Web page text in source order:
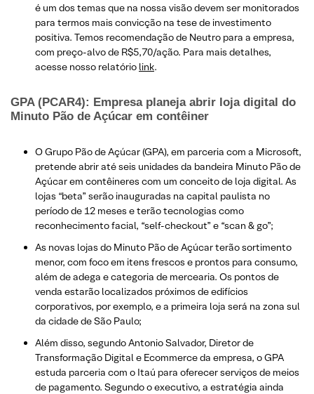
é um dos temas que na nossa visão devem ser monitorados
para termos mais convicção na tese de investimento
positiva. Temos recomendação de Neutro para a empresa,
com preço-alvo de R$5,70/ação. Para mais detalhes,
acesse nosso relatório link.
GPA (PCAR4): Empresa planeja abrir loja digital do
Minuto Pão de Açúcar em contêiner
O Grupo Pão de Açúcar (GPA), em parceria com a Microsoft,
pretende abrir até seis unidades da bandeira Minuto Pão de
Açúcar em contêineres com um conceito de loja digital. As
lojas “beta” serão inauguradas na capital paulista no
período de 12 meses e terão tecnologias como
reconhecimento facial, “self-checkout” e “scan & go”;
As novas lojas do Minuto Pão de Açúcar terão sortimento
menor, com foco em itens frescos e prontos para consumo,
além de adega e categoria de mercearia. Os pontos de
venda estarão localizados próximos de edifícios
corporativos, por exemplo, e a primeira loja será na zona sul
da cidade de São Paulo;
​Além disso, segundo Antonio Salvador, Diretor de
Transformação Digital e Ecommerce da empresa, o GPA
estuda parceria com o Itaú para oferecer serviços de meios
de pagamento. Segundo o executivo, a estratégia ainda